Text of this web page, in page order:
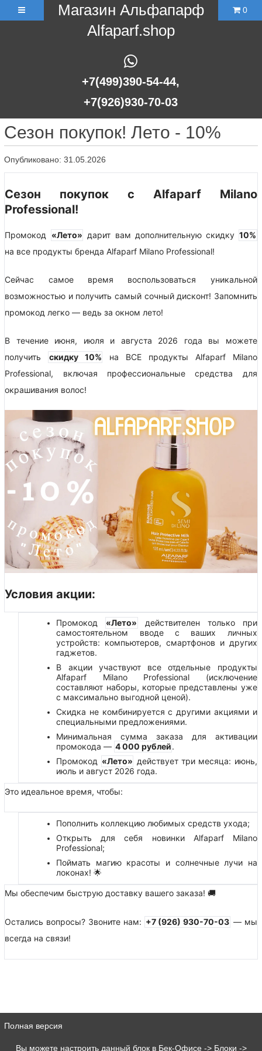
Магазин Альфапарф
Alfaparf.shop
+7(499)390-54-44,
+7(926)930-70-03
0
Сезон покупок! Лето - 10%
Опубликовано: 31.05.2026
Сезон покупок с Alfaparf Milano
Professional!
Промокод «Лето» дарит вам дополнительную скидку 10%
на все продукты бренда Alfaparf Milano Professional!
Сейчас самое время воспользоваться уникальной
возможностью и получить самый сочный дисконт! Запомнить
промокод легко — ведь за окном лето!
В течение июня, июля и августа 2026 года вы можете
получить
скидку 10%
на ВСЕ продукты Alfaparf Milano
Professional, включая профессиональные средства для
окрашивания волос!
Условия акции:
Промокод «Лето»
действителен только при
самостоятельном вводе с ваших личных
устройств: компьютеров, смартфонов и других
гаджетов.
В акции участвуют все отдельные продукты
Alfaparf Milano Professional (исключение
составляют наборы, которые представлены уже
с максимально выгодной ценой).
Скидка не комбинируется с другими акциями и
специальными предложениями.
Минимальная сумма заказа для активации
промокода — 4 000 рублей.
Промокод «Лето» действует три месяца: июнь,
июль и август 2026 года.
Это идеальное время, чтобы:
Пополнить коллекцию любимых средств ухода;
Открыть для себя новинки Alfaparf Milano
Professional;
Поймать магию красоты и солнечные лучи на
локонах!🌟
Мы обеспечим быструю доставку вашего заказа!🚚
Остались вопросы? Звоните нам: +7 (926) 930-70-03 — мы
всегда на связи!
Полная версия
Вы можете настроить данный блок в Бек-Офисе -> Блоки ->